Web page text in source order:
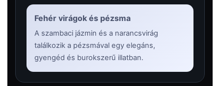
Fehér virágok és pézsma
A szambaci jázmin és a narancsvirág
találkozik a pézsmával egy elegáns,
gyengéd és burokszerű illatban.